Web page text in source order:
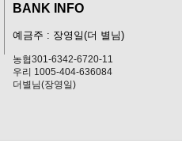
BANK INFO
예금주 : 장영일(더 별님)
농협301-6342-6720-11
우리 1005-404-636084
더별님(장영일)